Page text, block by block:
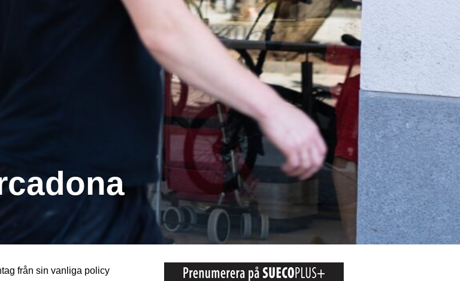
från sin vanliga policy